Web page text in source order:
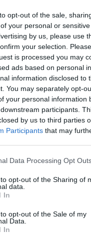
opt-out of the sale,
your personal or
by us, please use
your selection.
is processed you may
ads based on personal
information disclosed to
You may separately opt-
your personal information
downstream participants.
by us to third parties
Participants that may
that this website/app uses
your visit or usage
consent to Google and its
for below specified
Data Processing Opt
opt-out of the Sharing of
data.
In
opt-out of the Sale of my
Data.
In
στην ομάδα, με
η καλύτερη ομάδα
100% και είμαστε
γιατί αναγνωρίζει